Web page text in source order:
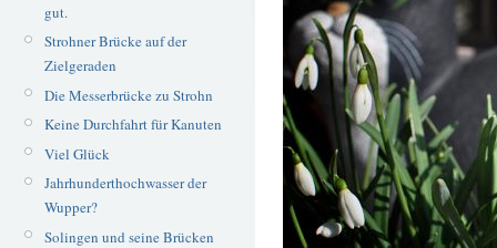
gut.
Strohner Brücke auf der
Zielgeraden
Die Messerbrücke zu Strohn
Keine Durchfahrt für Kanuten
Viel Glück
Jahrhunderthochwasser der
Wupper?
Solingen und seine Brücken